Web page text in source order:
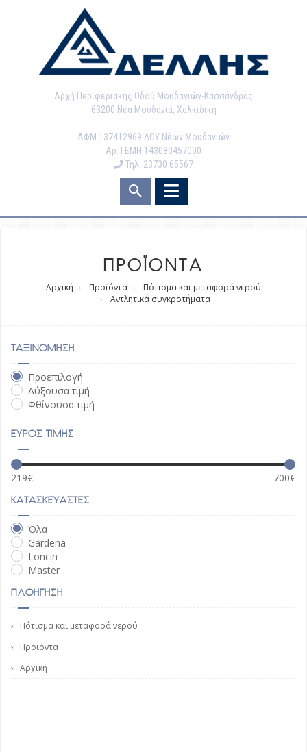
Αρχή Περιφεριακής Οδού Μουδανιών-Κασσάνδρας
63200 Νέα Μουδανιά, Χαλκιδική
ΑΦΜ 137412969 ΔΟΥ Νέων Μουδανιών
Αρ. ΓΕΜΗ 143080457000
Τηλ: 23730 65567
ΠΡΟΪΟΝΤΑ
Αρχική Προϊόντα
Πότισμα και μεταφορά νερού
Αντλητικά συγκροτήματα
ΤΑΞΙΝΟΜΗΣΗ
Προεπιλογή
Αύξουσα τιμή
Φθίνουσα τιμή
ΕΥΡΟΣ ΤΙΜΗΣ
219€ 700€
ΚΑΤΑΣΚΕΥΑΣΤΕΣ
Όλα
Gardena
Loncin
Master
ΠΛΟΗΓΗΣΗ
Πότισμα και μεταφορά νερού
Προϊόντα
Αρχική